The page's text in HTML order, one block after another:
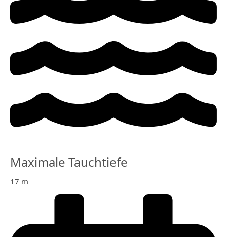
Maximale Tauchtiefe
17 m